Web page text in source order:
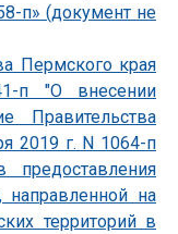
п» (документ не
Пермского края
п "О внесении
Правительства
2019 г. N 1064-п
направленной на
территорий в